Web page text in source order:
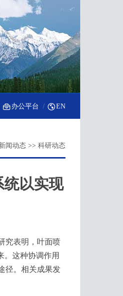
办公平台 EN
闻动态 >> 科研动态
统以实现
究表明，叶面喷
。这种协调作用
径。相关成果发